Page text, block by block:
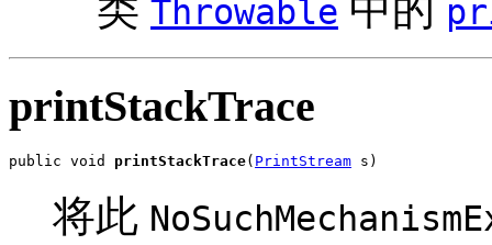
类 Throwable 中的
printStackTrace
public void printStackTrace( PrintStream s)
将此